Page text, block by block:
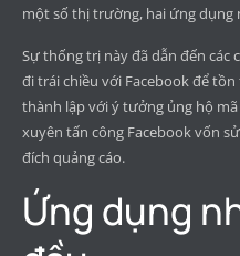
một số thị trường, hai ứng dụng
Sự thống trị này đã dẫn đến
đi trái chiều với Facebook để
thành lập với ý tưởng ủng hộ
xuyên tấn công Facebook vốn
đích quảng cáo.
Ứng dụng